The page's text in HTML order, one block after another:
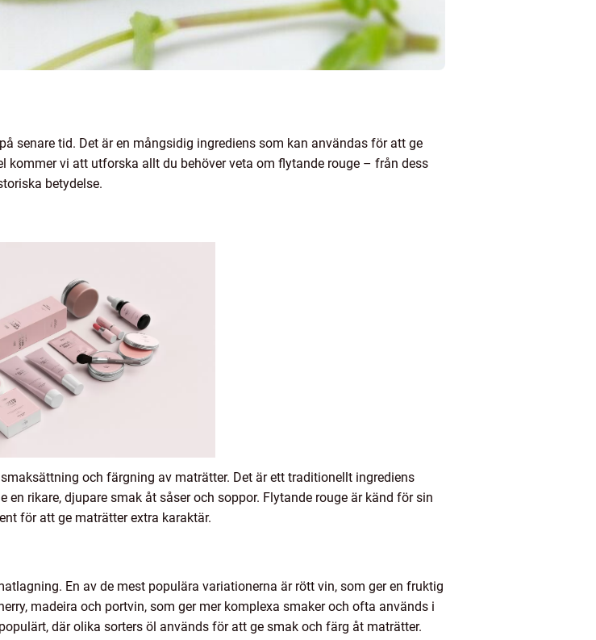
senare tid. Det är en mångsidig ingrediens som kan användas för att ge
kommer vi att utforska allt du behöver veta om flytande rouge – från dess
betydelse.
och färgning av maträtter. Det är ett traditionellt ingrediens
rikare, djupare smak åt såser och soppor. Flytande rouge är känd för sin
för att ge maträtter extra karaktär.
En av de mest populära variationerna är rött vin, som ger en fruktig
madeira och portvin, som ger mer komplexa smaker och ofta används i
där olika sorters öl används för att ge smak och färg åt maträtter.